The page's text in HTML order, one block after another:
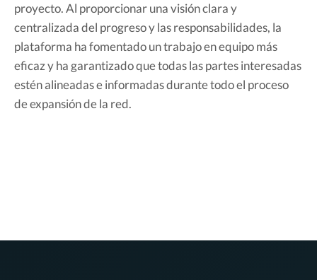
proyecto. Al proporcionar una visión clara y
centralizada del progreso y las responsabilidades, la
plataforma ha fomentado un trabajo en equipo más
eficaz y ha garantizado que todas las partes interesadas
estén alineadas e informadas durante todo el proceso
de expansión de la red.